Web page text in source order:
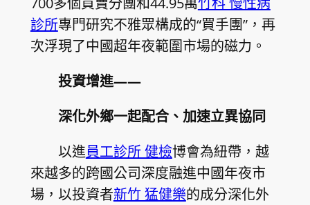
診所專門研究不雅眾構成的“買手團”，再
次浮現了中國超年夜範圍市場的磁力。
投資增進——
深化外鄉一起配合、加速立異協同
以進員工診所 健檢博會為紐帶，越
來越多的跨國公司深度融進中國年夜市
場，以投資者新竹 猛健樂的成分深化外